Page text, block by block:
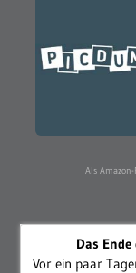
Als
Das
Vor ein paar